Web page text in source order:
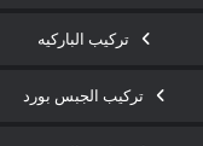
تركيب الباركيه
تركيب الجبس بورد